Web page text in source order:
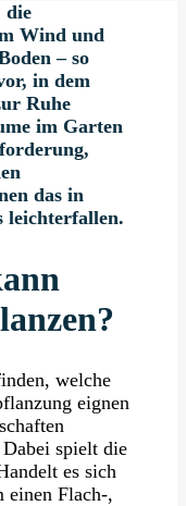
die
Wind und
– so
in dem
Ruhe
im Garten
das in
leichterfallen.
welche
eignen
spielt die
es sich
einen Flach-,